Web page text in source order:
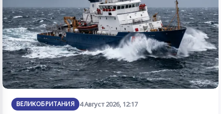
ВЕЛИКОБРИТАНИЯ 4 Август 2026, 12:17